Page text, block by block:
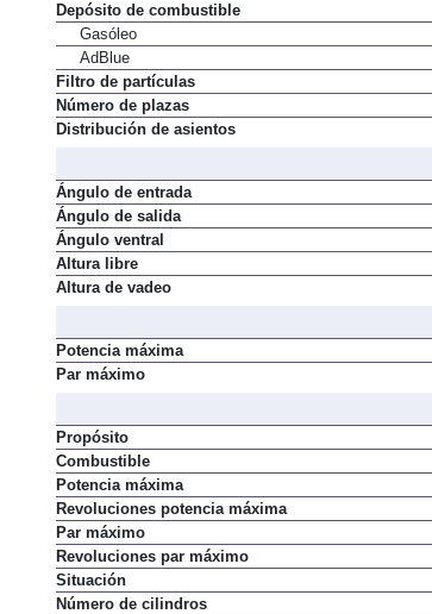
Depósito de combustible
Gasóleo
AdBlue
Filtro de partículas
Número de plazas
Distribución de asientos
Ángulo de entrada
Ángulo de salida
Ángulo ventral
Altura libre
Altura de vadeo
Potencia máxima
Par máximo
Propósito
Combustible
Potencia máxima
Revoluciones potencia máxima
Par máximo
Revoluciones par máximo
Situación
Número de cilindros